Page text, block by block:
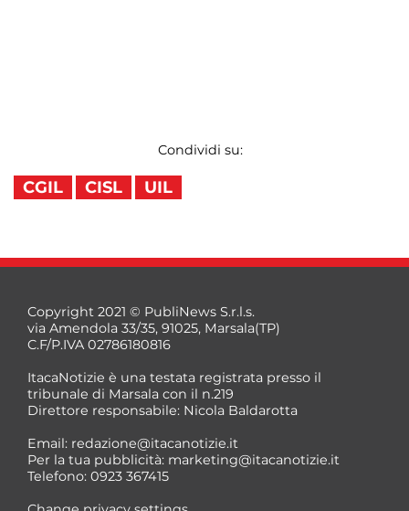
Condividi su:
CGIL CISL UIL
Copyright 2021 © PubliNews S.r.l.s.
via Amendola 33/35, 91025, Marsala(TP)
C.F/P.IVA 02786180816
ItacaNotizie è una testata registrata presso il
tribunale di Marsala con il n.219
Direttore responsabile: Nicola Baldarotta
Email: redazione@itacanotizie.it
Per la tua pubblicità: marketing@itacanotizie.it
Telefono: 0923 367415